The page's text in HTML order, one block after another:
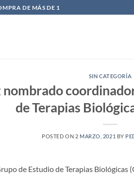
DE MÁS DE 1
SIN CATEGORÍA
nombrado
de Terapias
POSTED ON 2 MARZO, 2021 BY
de Estudio de Terapias Biológicas